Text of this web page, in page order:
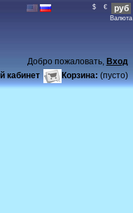
$ € руб
Валюта
Добро пожаловать, Вход
Корзина: (пусто)
кабинет